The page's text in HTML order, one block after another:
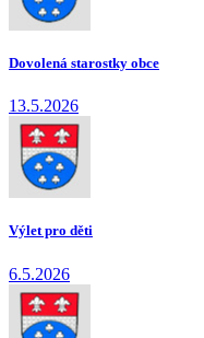
Dovolená starostky obce
13.5.2026
Výlet pro děti
6.5.2026